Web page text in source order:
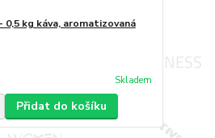
0,5 kg káva, aromatizovaná
Skladem
Přidat do košíku